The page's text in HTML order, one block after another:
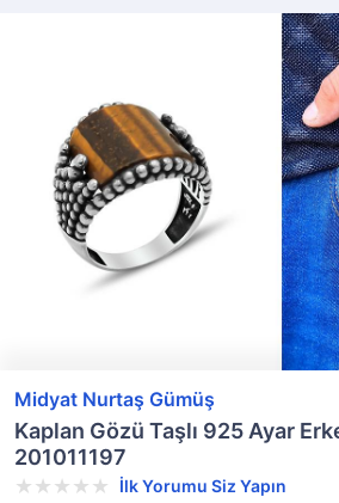
Midyat Nurtaş Gümüş
Kaplan Gözü Taşlı 925 Ayar
201011197
İlk Yorumu Siz Yapın